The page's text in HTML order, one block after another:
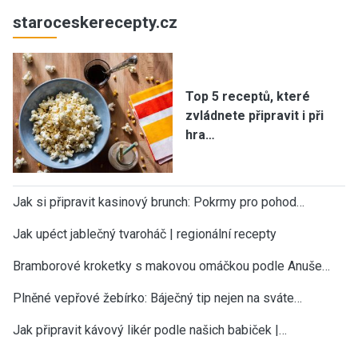
staroceskerecepty.cz
Top 5 receptů, které
zvládnete připravit i při
hra…
Jak si připravit kasinový brunch: Pokrmy pro pohod…
Jak upéct jablečný tvaroháč | regionální recepty
Bramborové kroketky s makovou omáčkou podle Anuše…
Plněné vepřové žebírko: Báječný tip nejen na sváte…
Jak připravit kávový likér podle našich babiček |…